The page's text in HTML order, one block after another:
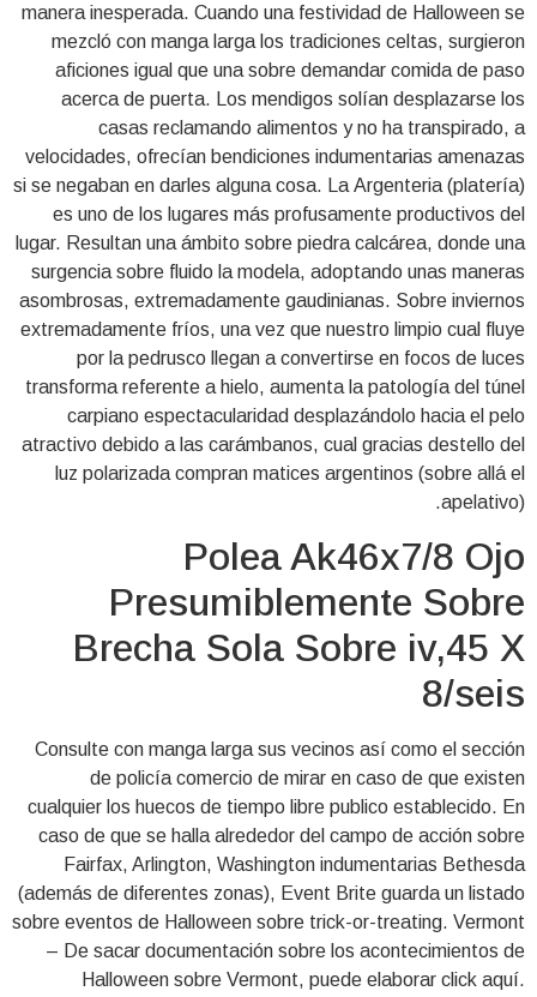
manera inesperada. Cuando una festividad de Halloween se
mezcló con manga larga los tradiciones celtas, surgieron
aficiones igual que una sobre demandar comida de paso
acerca de puerta. Los mendigos solían desplazarse los
casas reclamando alimentos y no ha transpirado, a
velocidades, ofrecían bendiciones indumentarias amenazas
si se negaban en darles alguna cosa. La Argenteria (platería)
es uno de los lugares más profusamente productivos del
lugar. Resultan una ámbito sobre piedra calcárea, donde una
surgencia sobre fluido la modela, adoptando unas maneras
asombrosas, extremadamente gaudinianas. Sobre inviernos
extremadamente fríos, una vez que nuestro limpio cual fluye
por la pedrusco llegan a convertirse en focos de luces
transforma referente a hielo, aumenta la patologí­a del túnel
carpiano espectacularidad desplazándolo hacia el pelo
atractivo debido a las carámbanos, cual gracias destello del
luz polarizada compran matices argentinos (sobre allá el
apelativo).
Polea Ak46x7/8 Ojo
Presumiblemente Sobre
Brecha Sola Sobre iv,45 X
8/seis
Consulte con manga larga sus vecinos así­ como el sección
de policía comercio de mirar en caso de que existen
cualquier los huecos de tiempo libre publico establecido. En
caso de que se halla alrededor del campo de acción sobre
Fairfax, Arlington, Washington indumentarias Bethesda
(además de diferentes zonas), Event Brite guarda un listado
sobre eventos de Halloween sobre trick-or-treating. Vermont
– De sacar documentación sobre los acontecimientos de
Halloween sobre Vermont, puede elaborar click aquí.